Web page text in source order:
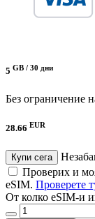
5 GB / 30 дни
Без ограничение
28.66 EUR
Купи сега
Проверих и
eSIM. Проверете
От колко eSIM-и